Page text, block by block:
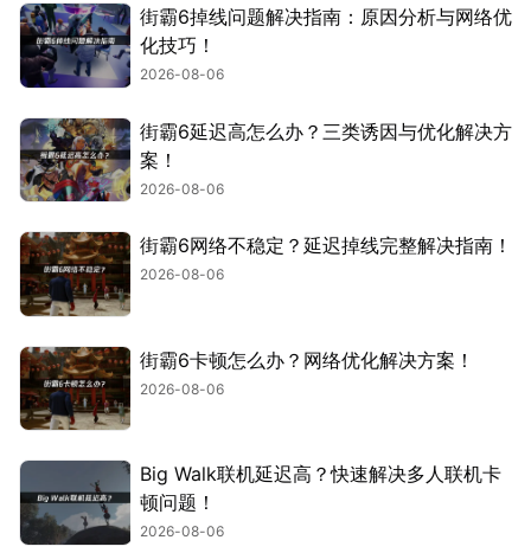
街霸6掉线问题解决指南：原因分析与网络优
化技巧！
2026-08-06
街霸6延迟高怎么办？三类诱因与优化解决方
案！
2026-08-06
街霸6网络不稳定？延迟掉线完整解决指南！
2026-08-06
街霸6卡顿怎么办？网络优化解决方案！
2026-08-06
Big Walk联机延迟高？快速解决多人联机卡
顿问题！
2026-08-06